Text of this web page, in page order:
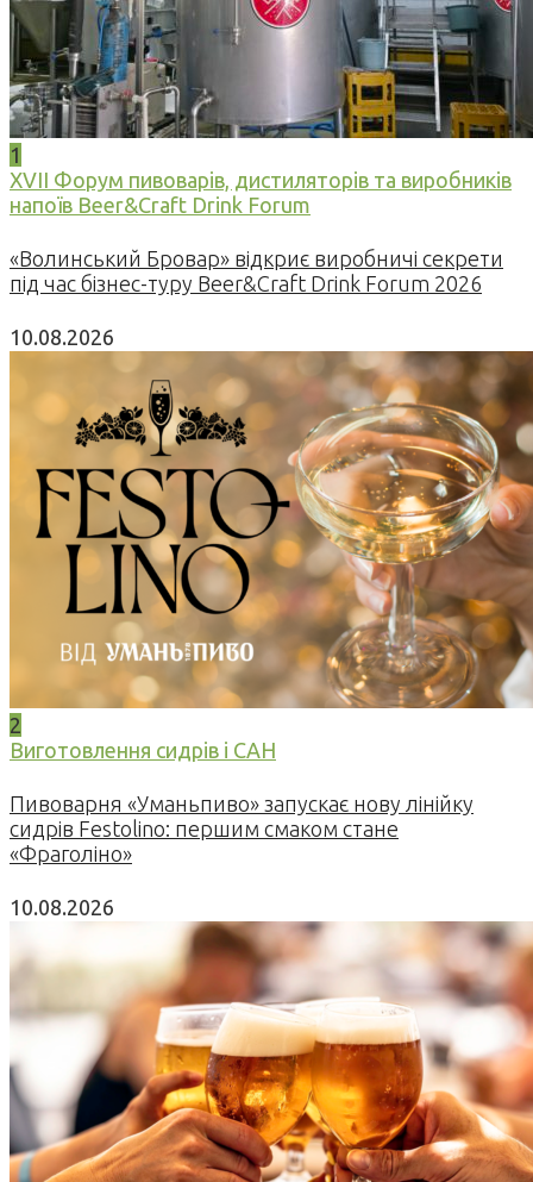
1
XVII Форум пивоварів, дистиляторів та виробників
напоїв Beer&Craft Drink Forum
«Волинський Бровар» відкриє виробничі секрети
під час бізнес-туру Beer&Craft Drink Forum 2026
10.08.2026
2
Виготовлення сидрів і САН
Пивоварня «Уманьпиво» запускає нову лінійку
сидрів Festolino: першим смаком стане
«Фраголіно»
10.08.2026